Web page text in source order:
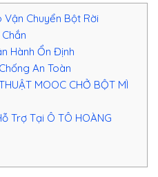
Chuyển Bột Rời
Hành Ổn Định
An Toàn
MOOC CHỞ BỘT MÌ
Trợ Tại Ô TÔ HOÀNG